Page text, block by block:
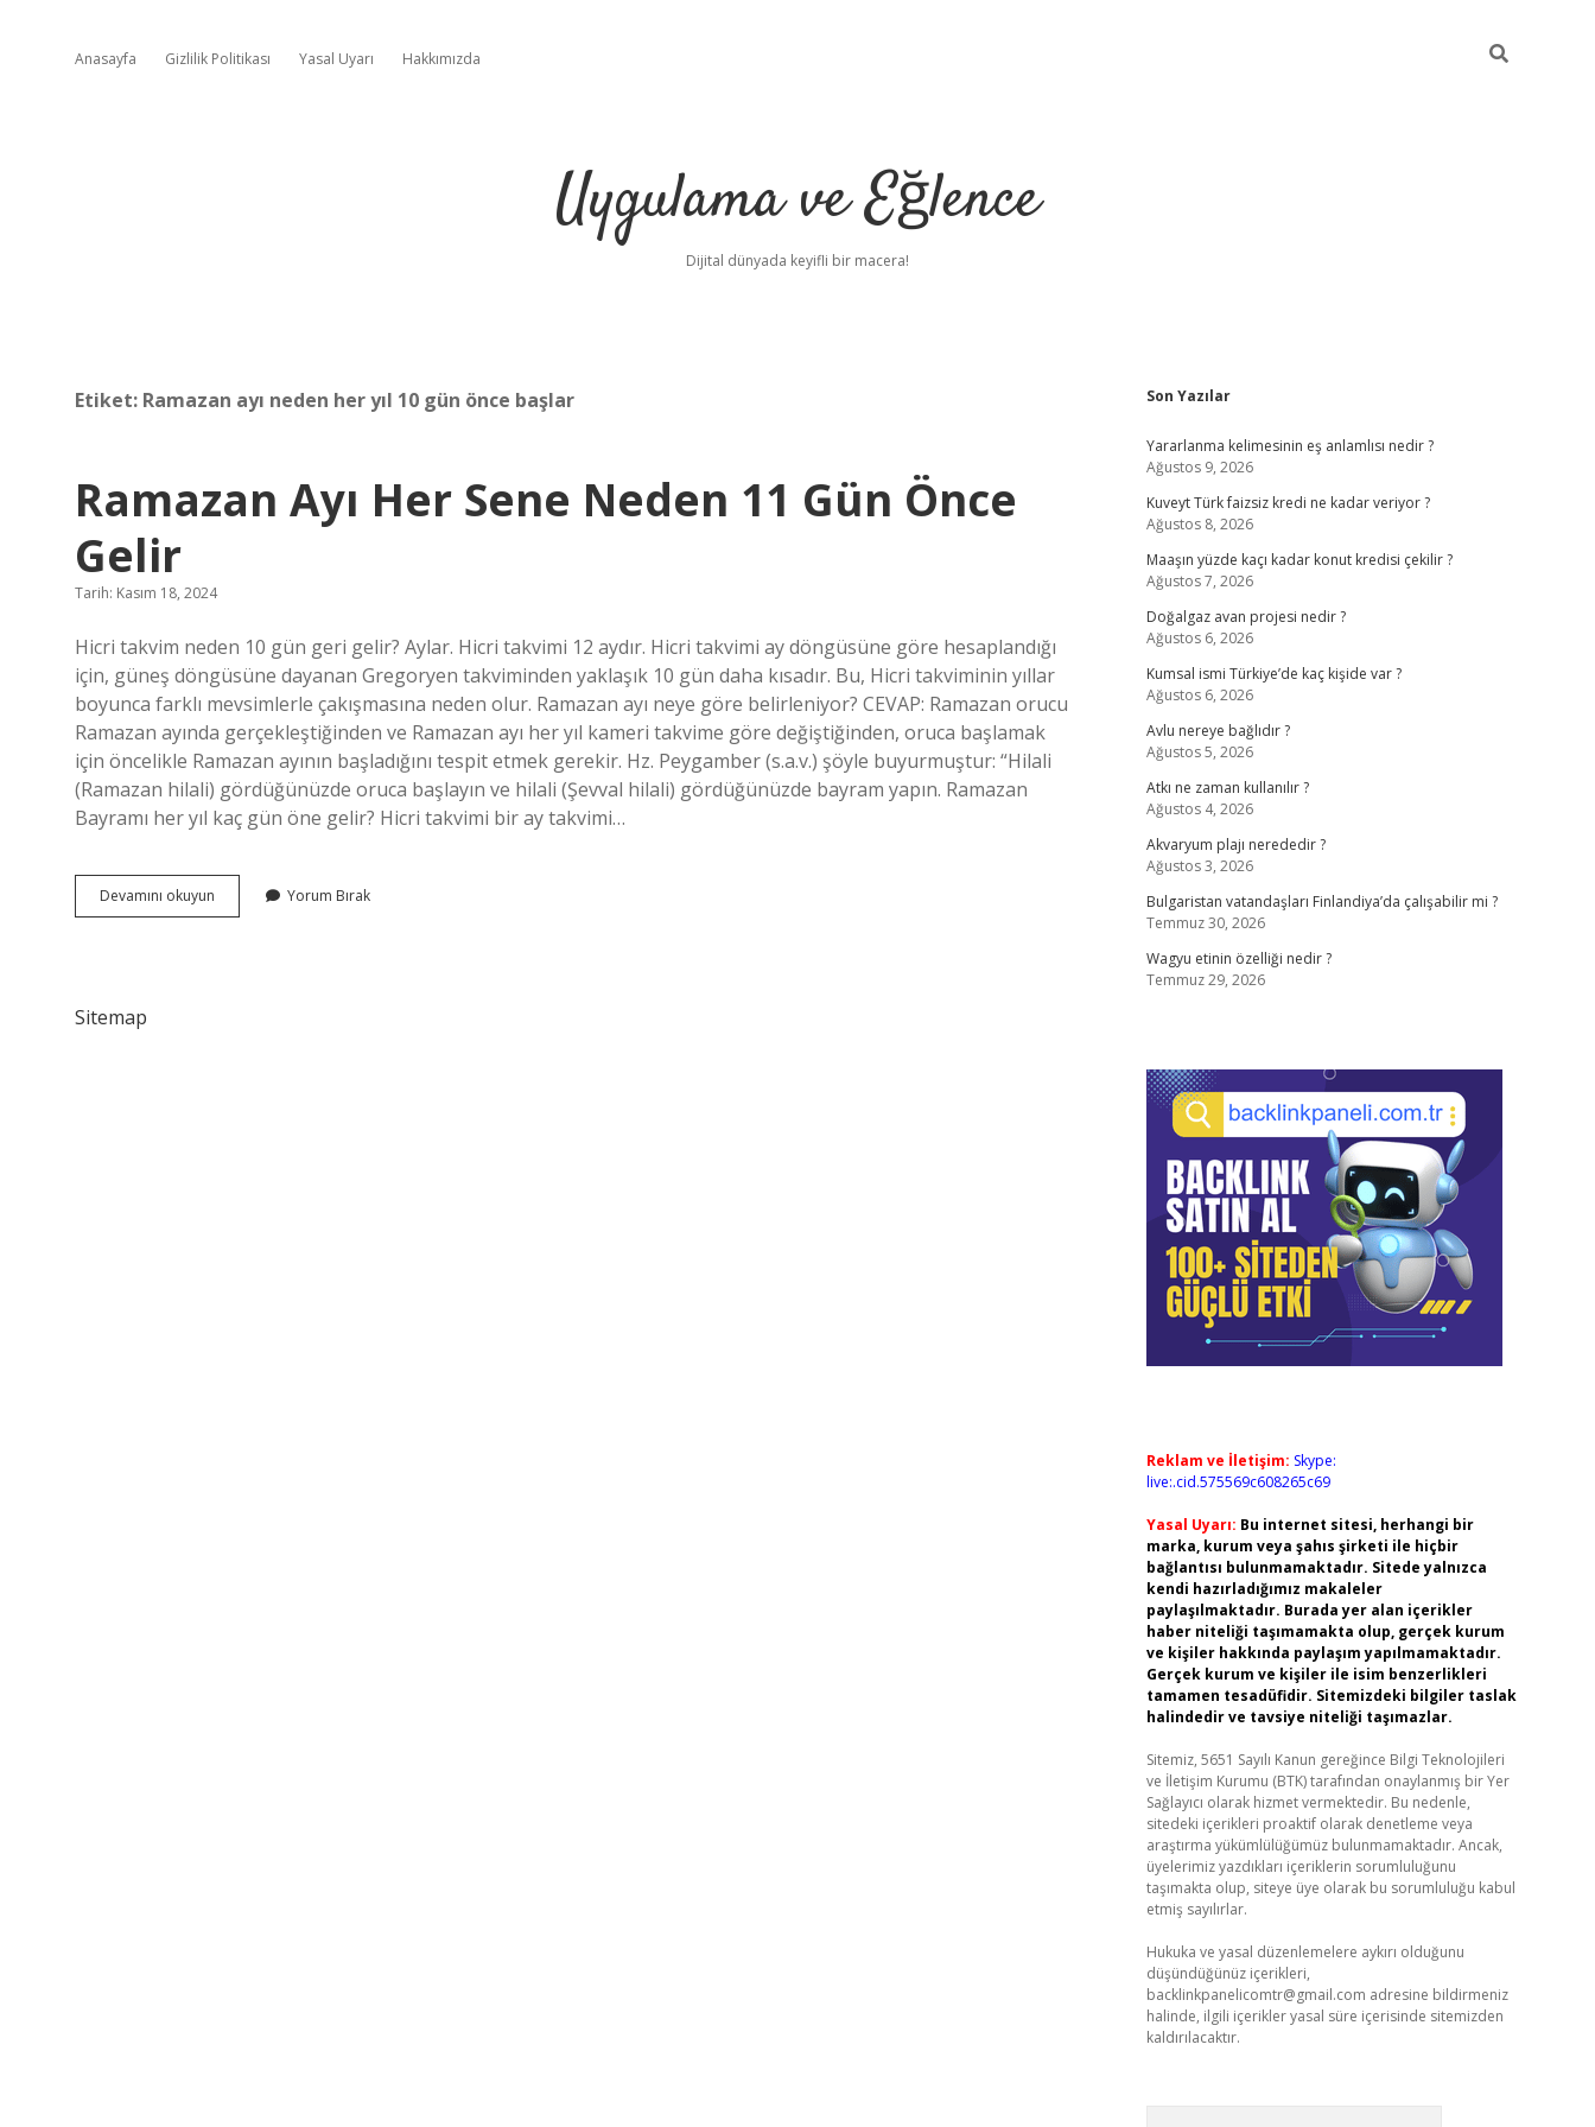
Anasayfa Gizlilik Politikası Yasal Uyarı Hakkımızda
Uygulama ve Eğlence
Dijital dünyada keyifli bir macera!
Etiket: Ramazan ayı neden her yıl 10 gün önce başlar
Ramazan Ayı Her Sene Neden 11 Gün Önce
Gelir
Tarih: Kasım 18, 2024
Hicri takvim neden 10 gün geri gelir? Aylar. Hicri takvimi 12 aydır. Hicri takvimi ay döngüsüne göre hesaplandığı
için, güneş döngüsüne dayanan Gregoryen takviminden yaklaşık 10 gün daha kısadır. Bu, Hicri takviminin yıllar
boyunca farklı mevsimlerle çakışmasına neden olur. Ramazan ayı neye göre belirleniyor? CEVAP: Ramazan orucu
Ramazan ayında gerçekleştiğinden ve Ramazan ayı her yıl kameri takvime göre değiştiğinden, oruca başlamak
için öncelikle Ramazan ayının başladığını tespit etmek gerekir. Hz. Peygamber (s.a.v.) şöyle buyurmuştur: “Hilali
(Ramazan hilali) gördüğünüzde oruca başlayın ve hilali (Şevval hilali) gördüğünüzde bayram yapın. Ramazan
Bayramı her yıl kaç gün öne gelir? Hicri takvimi bir ay takvimi…
Devamını okuyun Ramazan
Ayı
Yorum Bırak
Sitemap
Sidebar
Son Yazılar
Yararlanma kelimesinin eş anlamlısı nedir ?
Ağustos 9, 2026
Kuveyt Türk faizsiz kredi ne kadar veriyor ?
Ağustos 8, 2026
Maaşın yüzde kaçı kadar konut kredisi çekilir ?
Ağustos 7, 2026
Doğalgaz avan projesi nedir ?
Ağustos 6, 2026
Kumsal ismi Türkiye’de kaç kişide var ?
Ağustos 6, 2026
Avlu nereye bağlıdır ?
Ağustos 5, 2026
Atkı ne zaman kullanılır ?
Ağustos 4, 2026
Akvaryum plajı nerededir ?
Ağustos 3, 2026
Bulgaristan vatandaşları Finlandiya’da çalışabilir mi ?
Temmuz 30, 2026
Wagyu etinin özelliği nedir ?
Temmuz 29, 2026
Reklam ve İletişim: Skype:
live:.cid.575569c608265c69
Yasal Uyarı: Bu internet sitesi, herhangi bir
marka, kurum veya şahıs şirketi ile hiçbir
bağlantısı bulunmamaktadır. Sitede yalnızca
kendi hazırladığımız makaleler
paylaşılmaktadır. Burada yer alan içerikler
haber niteliği taşımamakta olup, gerçek kurum
ve kişiler hakkında paylaşım yapılmamaktadır.
Gerçek kurum ve kişiler ile isim benzerlikleri
tamamen tesadüfidir. Sitemizdeki bilgiler taslak
halindedir ve tavsiye niteliği taşımazlar.
Sitemiz, 5651 Sayılı Kanun gereğince Bilgi Teknolojileri
ve İletişim Kurumu (BTK) tarafından onaylanmış bir Yer
Sağlayıcı olarak hizmet vermektedir. Bu nedenle,
sitedeki içerikleri proaktif olarak denetleme veya
araştırma yükümlülüğümüz bulunmamaktadır. Ancak,
üyelerimiz yazdıkları içeriklerin sorumluluğunu
taşımakta olup, siteye üye olarak bu sorumluluğu kabul
etmiş sayılırlar.
Hukuka ve yasal düzenlemelere aykırı olduğunu
düşündüğünüz içerikleri,
backlinkpanelicomtr@gmail.com adresine bildirmeniz
halinde, ilgili içerikler yasal süre içerisinde sitemizden
kaldırılacaktır.